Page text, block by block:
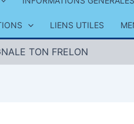
LIENS UTILES
TON FRELON